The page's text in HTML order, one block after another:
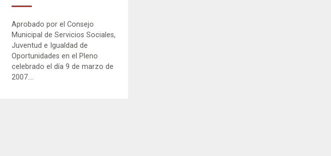
Aprobado por el Consejo
Municipal de Servicios Sociales,
Juventud e Igualdad de
Oportunidades en el Pleno
celebrado el día 9 de marzo de
2007....